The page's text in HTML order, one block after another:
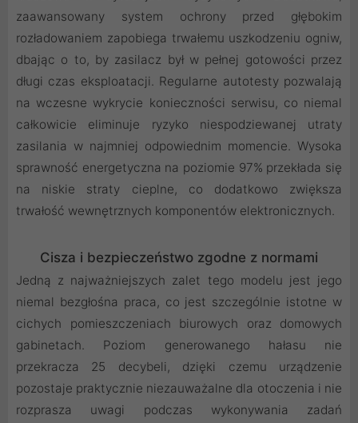
zaawansowany system ochrony przed głębokim
rozładowaniem zapobiega trwałemu uszkodzeniu ogniw,
dbając o to, by zasilacz był w pełnej gotowości przez
długi czas eksploatacji. Regularne autotesty pozwalają
na wczesne wykrycie konieczności serwisu, co niemal
całkowicie eliminuje ryzyko niespodziewanej utraty
zasilania w najmniej odpowiednim momencie. Wysoka
sprawność energetyczna na poziomie 97% przekłada się
na niskie straty cieplne, co dodatkowo zwiększa
trwałość wewnętrznych komponentów elektronicznych.
Cisza i bezpieczeństwo zgodne z normami
Jedną z najważniejszych zalet tego modelu jest jego
niemal bezgłośna praca, co jest szczególnie istotne w
cichych pomieszczeniach biurowych oraz domowych
gabinetach. Poziom generowanego hałasu nie
przekracza 25 decybeli, dzięki czemu urządzenie
pozostaje praktycznie niezauważalne dla otoczenia i nie
rozprasza uwagi podczas wykonywania zadań